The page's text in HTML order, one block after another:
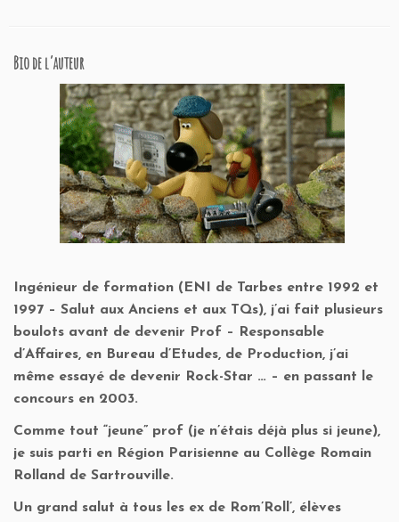
Bio de l’auteur
Ingénieur de formation (ENI de Tarbes entre 1992 et
1997 – Salut aux Anciens et aux TQs), j’ai fait plusieurs
boulots avant de devenir Prof – Responsable
d’Affaires, en Bureau d’Etudes, de Production, j’ai
même essayé de devenir Rock-Star … – en passant le
concours en 2003.
Comme tout “jeune” prof (je n’étais déjà plus si jeune),
je suis parti en Région Parisienne au Collège Romain
Rolland de Sartrouville.
Un grand salut à tous les ex de Rom’Roll’, élèves